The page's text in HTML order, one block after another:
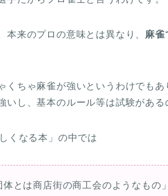
本来のプロの意味とは異なり、 麻雀
くちゃ麻雀が強いというわけでもあ
いし、基本のルール等は試験がある
くなる本」の中では
体とは商店街の商工会のようなもの」